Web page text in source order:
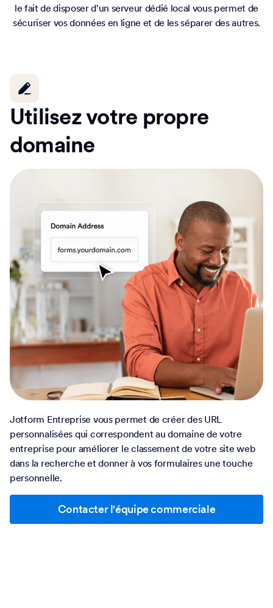
le fait de disposer d'un serveur dédié local vous permet de
sécuriser vos données en ligne et de les séparer des autres.
Utilisez votre propre
domaine
Jotform Entreprise vous permet de créer des URL
personnalisées qui correspondent au domaine de votre
entreprise pour améliorer le classement de votre site web
dans la recherche et donner à vos formulaires une touche
personnelle.
Contacter l'équipe commerciale